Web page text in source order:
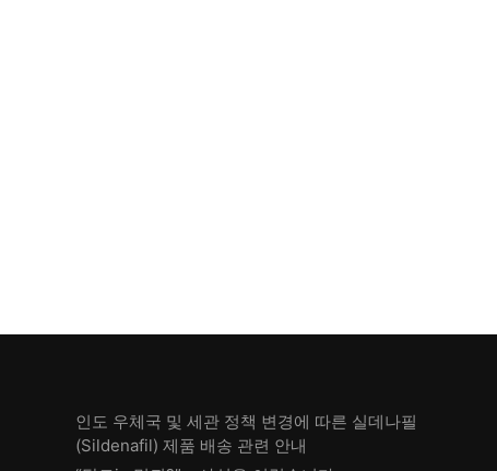
인도 우체국 및 세관 정책 변경에 따른 실데나필
(Sildenafil) 제품 배송 관련 안내